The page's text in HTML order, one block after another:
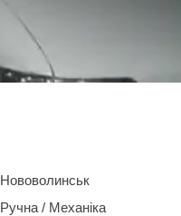
Нововолинськ
Ручна / Механіка